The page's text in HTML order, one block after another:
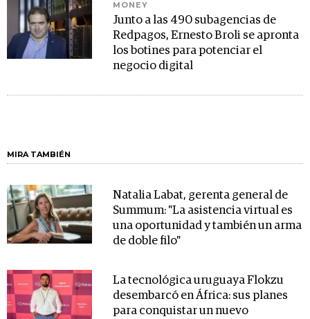
MONEY
Junto a las 490 subagencias de
Redpagos, Ernesto Broli se apronta
los botines para potenciar el
negocio digital
MIRA TAMBIÉN
Natalia Labat, gerenta general de
Summum: "La asistencia virtual es
una oportunidad y también un arma
de doble filo"
La tecnológica uruguaya Flokzu
desembarcó en África: sus planes
para conquistar un nuevo